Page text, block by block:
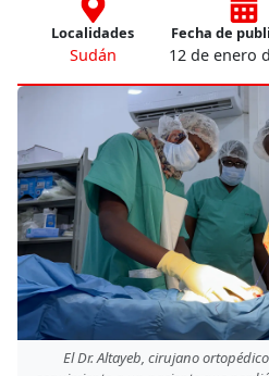
Localidades
Sudán
Fecha de
12 de enero
El Dr. Altayeb, cirujano